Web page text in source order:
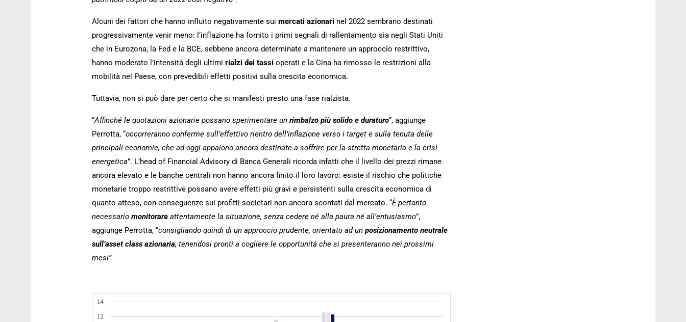
Alcuni dei fattori che hanno influito negativamente sui mercati azionari nel 2022 sembrano destinati
progressivamente venir meno: l’inflazione ha fornito i primi segnali di rallentamento sia negli Stati Uniti
che in Eurozona; la Fed e la BCE, sebbene ancora determinate a mantenere un approccio restrittivo,
hanno moderato l’intensità degli ultimi rialzi dei tassi operati e la Cina ha rimosso le restrizioni alla
mobilità nel Paese, con prevedibili effetti positivi sulla crescita economica.
Tuttavia, non si può dare per certo che si manifesti presto una fase rialzista.
“Affinché le quotazioni azionarie possano sperimentare un rimbalzo più solido e duraturo”, aggiunge
Perrotta, “occorreranno conferme sull’effettivo rientro dell’inflazione verso i target e sulla tenuta delle
principali economie, che ad oggi appaiono ancora destinate a soffrire per la stretta monetaria e la crisi
energetica”. L’head of Financial Advisory di Banca Generali ricorda infatti che il livello dei prezzi rimane
ancora elevato e le banche centrali non hanno ancora finito il loro lavoro: esiste il rischio che politiche
monetarie troppo restrittive possano avere effetti più gravi e persistenti sulla crescita economica di
quanto atteso, con conseguenze sui profitti societari non ancora scontati dal mercato. “È pertanto
necessario monitorare attentamente la situazione, senza cedere né alla paura né all’entusiasmo”,
aggiunge Perrotta, “consigliando quindi di un approccio prudente, orientato ad un posizionamento neutrale
sull’asset class azionaria, tenendosi pronti a cogliere le opportunità che si presenteranno nei prossimi
mesi”.